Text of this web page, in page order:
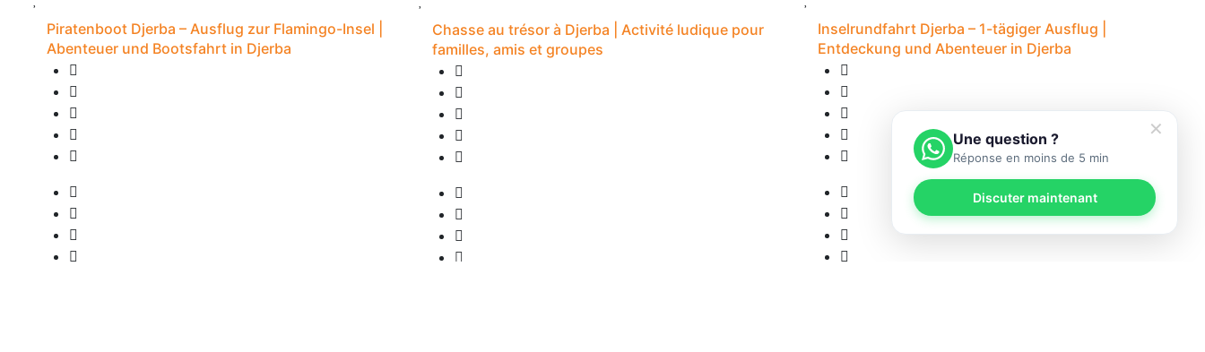
Piratenboot Djerba – Ausflug zur Flamingo-Insel |
Abenteuer und Bootsfahrt in Djerba
Chasse au trésor à Djerba | Activité ludique pour
familles, amis et groupes
Inselrundfahrt Djerba – 1-tägiger Ausflug |
Entdeckung und Abenteuer in Djerba
✕
Une question ?
Réponse en moins de 5 min
Discuter maintenant